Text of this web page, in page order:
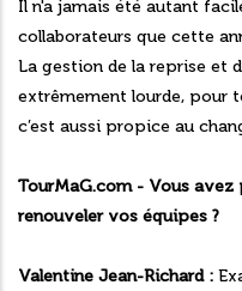
Il n'a jamais été autant
collaborateurs que cette
La gestion de la reprise et
extrêmement lourde, pour
c’est aussi propice au
TourMaG.com - Vous
renouveler vos équipes ?
Valentine Jean-Richard :